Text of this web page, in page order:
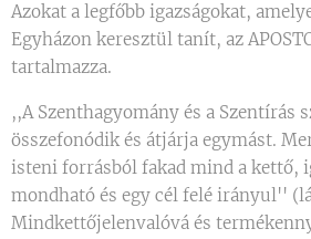
Azokat a legfőbb igazságokat,
Egyházon keresztül tanít, az
tartalmazza.
,,A Szenthagyomány és a Szentírás
összefonódik és átjárja egymást.
isteni forrásból fakad mind a kettő,
mondható és egy cél felé irányul''
Mindkettőjelenvalóvá és